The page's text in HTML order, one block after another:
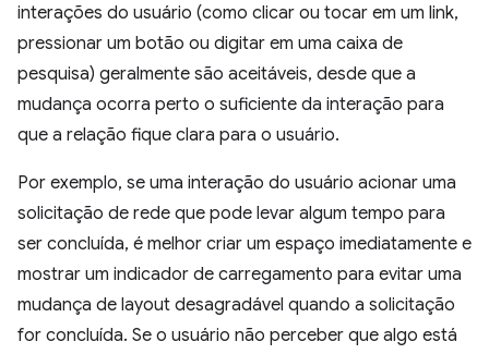
interações do usuário (como clicar ou tocar em um link,
pressionar um botão ou digitar em uma caixa de
pesquisa) geralmente são aceitáveis, desde que a
mudança ocorra perto o suficiente da interação para
que a relação fique clara para o usuário.
Por exemplo, se uma interação do usuário acionar uma
solicitação de rede que pode levar algum tempo para
ser concluída, é melhor criar um espaço imediatamente e
mostrar um indicador de carregamento para evitar uma
mudança de layout desagradável quando a solicitação
for concluída. Se o usuário não perceber que algo está